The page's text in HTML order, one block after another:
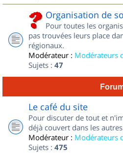
Organisation de
Pour toutes les
pas trouvées leurs place
régionaux.
Modérateur : Modérateurs
Sujets : 47
Le café du site
Pour discuter de tout et
déjà couvert dans les
Modérateur : Modérateurs
Sujets : 475